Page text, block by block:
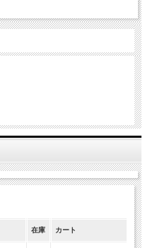
在庫 カート